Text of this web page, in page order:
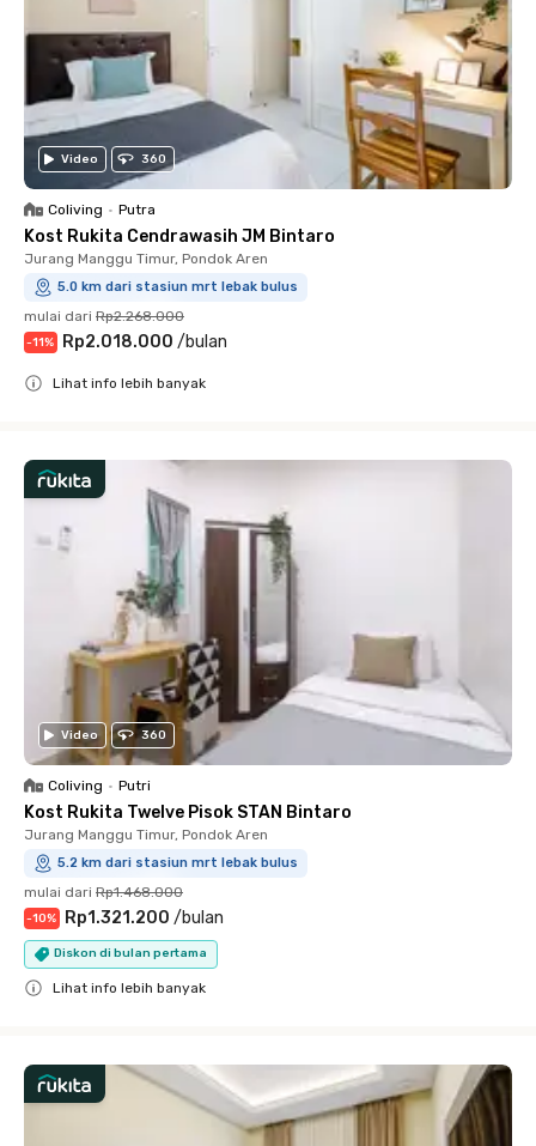
Video 360
Coliving • Putra
Kost Rukita Cendrawasih JM Bintaro
Jurang Manggu Timur, Pondok Aren
5.0 km dari stasiun mrt lebak bulus
mulai dari Rp2.268.000
-11% Rp2.018.000 /bulan
Lihat info lebih banyak
Video 360
Coliving • Putri
Kost Rukita Twelve Pisok STAN Bintaro
Jurang Manggu Timur, Pondok Aren
5.2 km dari stasiun mrt lebak bulus
mulai dari Rp1.468.000
-10% Rp1.321.200 /bulan
Diskon di bulan pertama
Lihat info lebih banyak